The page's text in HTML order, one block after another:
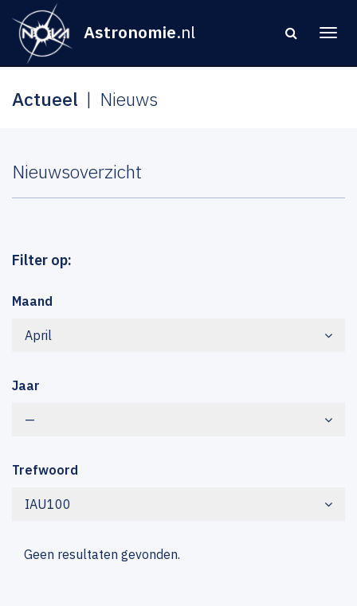
Astronomie.nl
Actueel Nieuws
Nieuwsoverzicht
Filter op:
Maand
April
Jaar
—
Trefwoord
IAU100
Geen resultaten gevonden.